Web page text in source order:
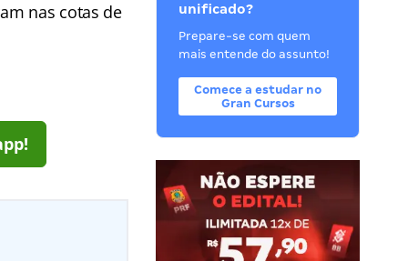
nas cotas de
unificado?
Prepare-se com quem
mais entende do assunto!
Comece a estudar no
Gran Cursos